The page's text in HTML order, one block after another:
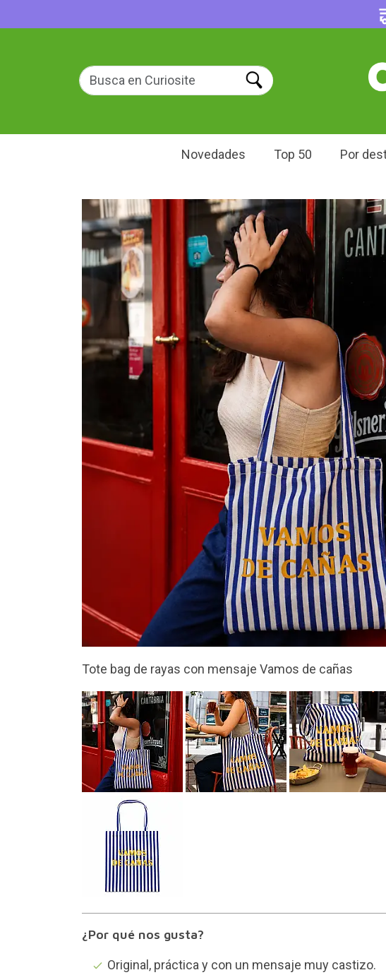
Novedades Top 50 Por
Diseño alegre y veraniego
¿Por qué nos gusta?
Original, práctica y con un mensaje muy castizo.